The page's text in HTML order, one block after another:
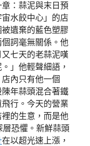
章：蒜泥與末日預
水餃中心」的店
遺棄的藍色塑膠
詞毫無關係。他
七天的老蒜泥嘆
」他輕聲細語，
內只有他一個
年蒜頭混合著鐵
行。今天的營業
的生意，而是他
恐懼。新鮮蒜頭
在以超光速上漲，